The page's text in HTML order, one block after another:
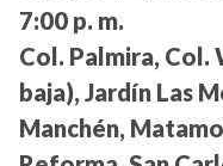
7:00 p. m.
Col. Palmira, Col.
baja), Jardín Las
Manchén,